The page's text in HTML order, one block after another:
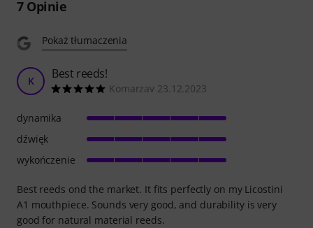
7Opinie
Pokaż tłumaczenia
K Best reeds!
Komarzav 23.12.2023
Best reeds ond the market. It fits perfectly on my Licostini
A1 mouthpiece. Sounds very good, and durability is very
good for natural material reeds.
dynamika
dźwięk
wykończenie